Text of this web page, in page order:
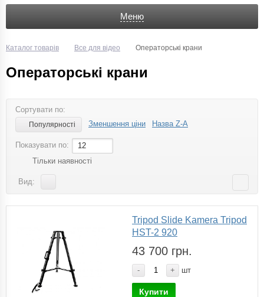
Меню
Каталог товарів Все для відео Операторські крани
Операторські крани
Сортувати по:
Популярності Зменшення ціни Назва Z-A
Показувати по:
12
Тільки наявності
Вид:
Tripod Slide Kamera Tripod
HST-2 920
43 700 грн.
- + шт
Купити